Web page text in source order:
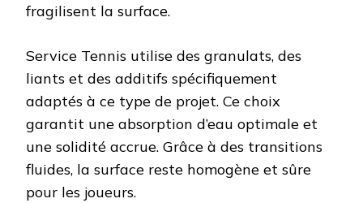
fragilisent la surface.
Service Tennis utilise des granulats, des
liants et des additifs spécifiquement
adaptés à ce type de projet. Ce choix
garantit une absorption d’eau optimale et
une solidité accrue. Grâce à des transitions
fluides, la surface reste homogène et sûre
pour les joueurs.